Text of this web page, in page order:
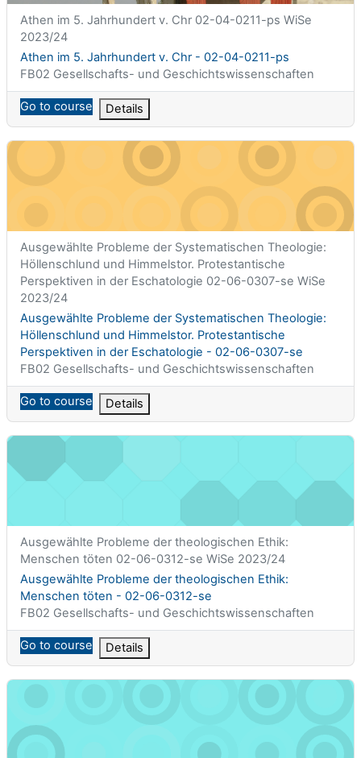
Titolo abbreviato del corso
Athen im 5. Jahrhundert v. Chr 02-04-0211-ps WiSe
2023/24
Titolo del corso
Athen im 5. Jahrhundert v. Chr - 02-04-0211-ps
Categoria di corsi
FB02 Gesellschafts- und Geschichtswissenschaften
Go to course Details
Ausgewählte Probleme der Systematischen Theologie:
Titolo abbreviato del corso
Ausgewählte Probleme der Systematischen Theologie:
Höllenschlund und Himmelstor. Protestantische
Perspektiven in der Eschatologie 02-06-0307-se WiSe
2023/24
Titolo del corso
Ausgewählte Probleme der Systematischen Theologie:
Höllenschlund und Himmelstor. Protestantische
Perspektiven in der Eschatologie - 02-06-0307-se
Categoria di corsi
FB02 Gesellschafts- und Geschichtswissenschaften
Go to course Details
Ausgewählte Probleme der theologischen Ethik: Menschen
Titolo abbreviato del corso
Ausgewählte Probleme der theologischen Ethik:
Menschen töten 02-06-0312-se WiSe 2023/24
Titolo del corso
Ausgewählte Probleme der theologischen Ethik:
Menschen töten - 02-06-0312-se
Categoria di corsi
FB02 Gesellschafts- und Geschichtswissenschaften
Go to course Details
Ausgewählte Texte zur Vorlesung "Geschichte der deutschen